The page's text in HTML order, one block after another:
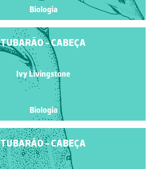
Biologia
TUBARÃO - CABEÇA
Ivy Livingstone
Biologia
TUBARÃO - CABEÇA